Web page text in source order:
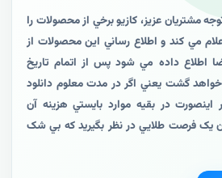
مشتريان عزيز، کازيو برخي از محصولات را
مي کند و اطلاع رساني اين محصولات از
اطلاع داده مي شود پس از اتمام تاريخ
گشت يعني اگر در مدت معلوم دانلود
اينصورت در بقيه موارد بايستي هزينه آن
يک فرصت طلايي در نظر بگيريد که بي شک